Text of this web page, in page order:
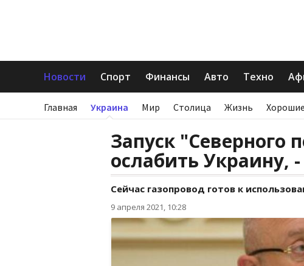
Новости Спорт Финансы Авто Техно
Главная Украина Мир Столица Жизнь
Запуск "Северного
ослабить Украину,
Сейчас газопровод готов к
9 апреля 2021, 10:28